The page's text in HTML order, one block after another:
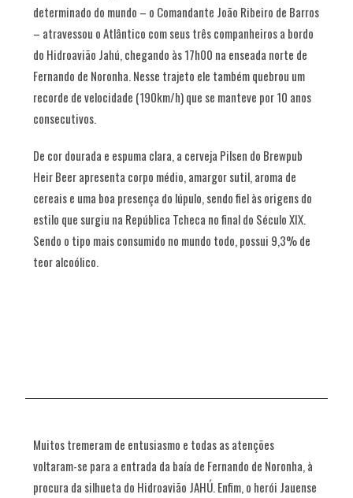
determinado do mundo – o Comandante João Ribeiro de Barros
– atravessou o Atlântico com seus três companheiros a bordo
do Hidroavião Jahú, chegando às 17h00 na enseada norte de
Fernando de Noronha. Nesse trajeto ele também quebrou um
recorde de velocidade (190km/h) que se manteve por 10 anos
consecutivos.
De cor dourada e espuma clara, a cerveja Pilsen do Brewpub
Heir Beer apresenta corpo médio, amargor sutil, aroma de
cereais e uma boa presença do lúpulo, sendo fiel às origens do
estilo que surgiu na República Tcheca no final do Século XIX.
Sendo o tipo mais consumido no mundo todo, possui 9,3% de
teor alcoólico.
Muitos tremeram de entusiasmo e todas as atenções
voltaram-se para a entrada da baía de Fernando de Noronha, à
procura da silhueta do Hidroavião JAHÚ. Enfim, o herói Jauense